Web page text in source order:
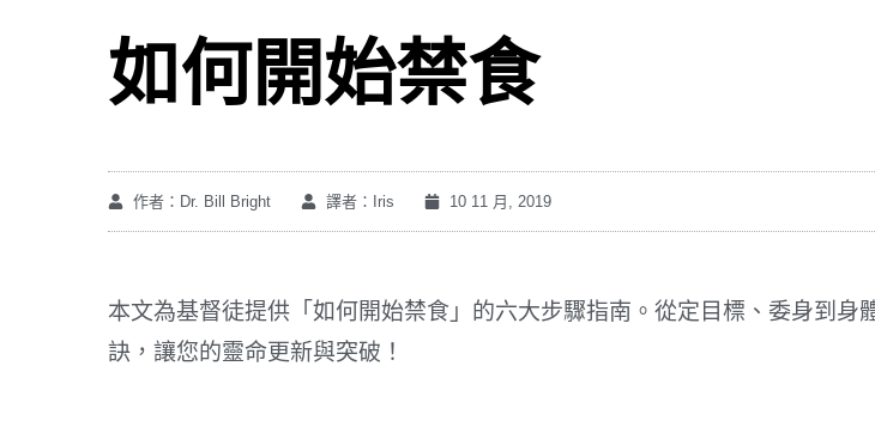
如何開始禁食
作者：Dr. Bill Bright 譯者：Iris 10 11 月, 2019
本文為基督徒提供「如何開始禁食」的六大步驟指南。從定目標、委身到身
訣，讓您的靈命更新與突破！